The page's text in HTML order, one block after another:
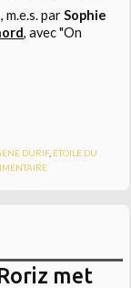
, m.e.s. parSophie
, avec "On
DURIF, ETOILE DU
met